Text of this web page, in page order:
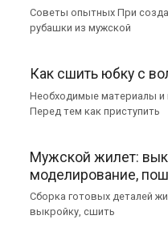
Советы опытных При
рубашки из мужской
Как сшить юбку с
Необходимые материалы и
Перед тем как приступить
Мужской жилет:
моделирование,
Сборка готовых деталей
выкройку, сшить